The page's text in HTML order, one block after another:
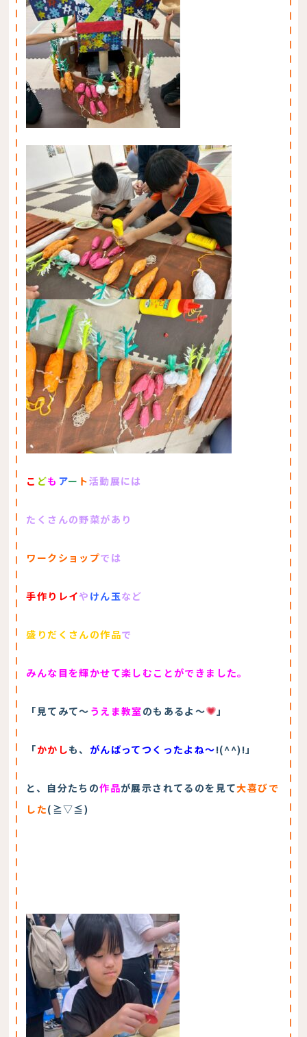
こ ども アー ト活動展には
たくさんの野菜があり
ワークショップでは
手作りレイや けん玉など
盛りだくさんの作品で
みんな目を輝かせて楽しむことができました。
「見てみて～ うえま教室のもあるよ～ 」
「かかしも、 がんばってつくったよね～!(^^)!」
と、自分たちの作品が展示されてるのを見て大喜びで
した(≧▽≦)